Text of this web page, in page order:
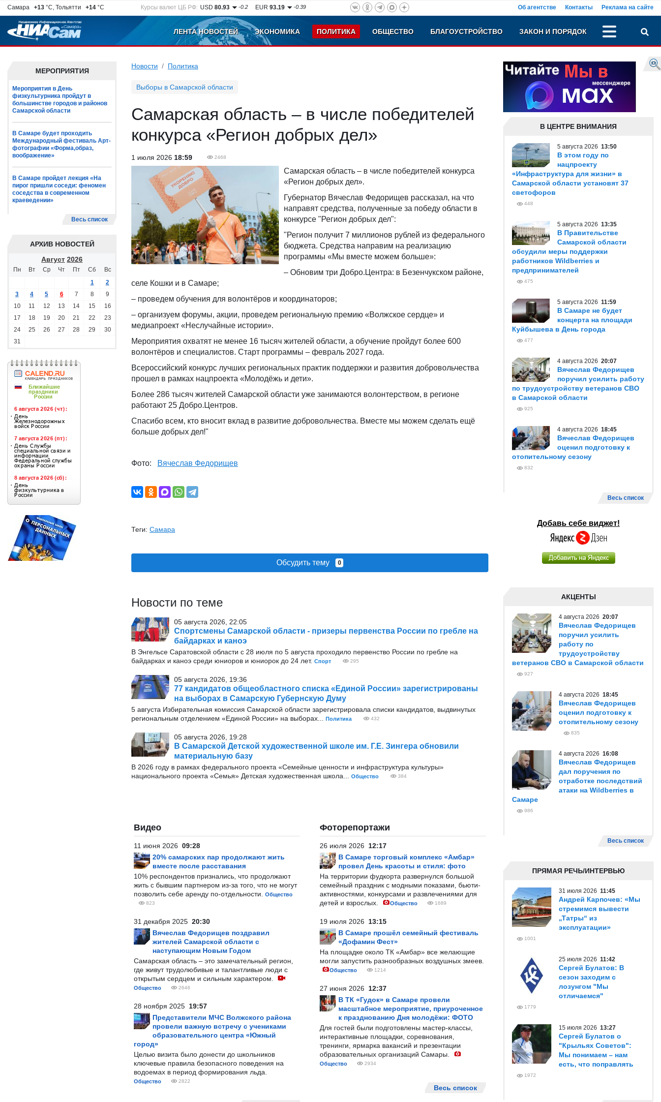
Самара +13 °C, Тольятти +14 °C Курсы валют ЦБ РФ: USD80.93 -0.2 EUR93.19 -0.39 Об агентстве Контакты Реклама на сайте
ЛЕНТА НОВОСТЕЙ ЭКОНОМИКА ПОЛИТИКА ОБЩЕСТВО БЛАГОУСТРОЙСТВО ЗАКОН И ПОРЯДОК
МЕРОПРИЯТИЯ
Мероприятия в День
физкультурника пройдут в
большинстве городов и районов
Самарской области
В Самаре будет проходить
Международный фестиваль Арт-
фотографии «Форма,образ,
воображение»
В Самаре пройдет лекция «На
пирог пришли соседи: феномен
соседства в современном
краеведении»
Весь список
АРХИВ НОВОСТЕЙ
Август 2026
Пн Вт Ср Чт Пт Сб
Вс
1
2
3
4 5 6 7 8
9
10
11 12 13 14 15
16
17
18 19 20 21 22
23
24
25 26 27 28 29
30
31
Новости Политика
Выборы в Самарской области
Самарская область – в числе победителей
конкурса «Регион добрых дел»
1 июля 2026 18:59 2468
Самарская область – в числе победителей конкурса
«Регион добрых дел».
Губернатор Вячеслав Федорищев рассказал, на что
направят средства, полученные за победу области в
конкурсе "Регион добрых дел":
"Регион получит 7 миллионов рублей из федерального
бюджета. Средства направим на реализацию
программы «Мы вместе можем больше»:
– Обновим три Добро.Центра: в Безенчукском районе,
селе Кошки и в Самаре;
– проведем обучения для волонтёров и координаторов;
– организуем форумы, акции, проведем региональную премию «Волжское сердце» и
медиапроект «Неслучайные истории».
Мероприятия охватят не менее 16 тысяч жителей области, а обучение пройдут более 600
волонтёров и специалистов. Старт программы – февраль 2027 года.
Всероссийский конкурс лучших региональных практик поддержки и развития добровольчества
прошел в рамках нацпроекта «Молодёжь и дети».
Более 286 тысяч жителей Самарской области уже занимаются волонтерством, в регионе
работают 25 Добро.Центров.
Спасибо всем, кто вносит вклад в развитие добровольчества. Вместе мы можем сделать ещё
больше добрых дел!"
Фото: Вячеслав Федорищев
Теги: Самара
Обсудить тему 0
Новости по теме
05 августа 2026, 22:05
Спортсмены Самарской области - призеры первенства России по гребле на
байдарках и каноэ
В Энгельсе Саратовской области с 28 июля по 5 августа проходило первенство России по гребле на
байдарках и каноэ среди юниоров и юниорок до 24 лет. Спорт 295
05 августа 2026, 19:36
77 кандидатов общеобластного списка «Единой России» зарегистрированы
на выборах в Самарскую Губернскую Думу
5 августа Избирательная комиссия Самарской области зарегистрировала списки кандидатов, выдвинутых
региональным отделением «Единой России» на выборах...
Политика 432
05 августа 2026, 19:28
В Самарской Детской художественной школе им. Г.Е. Зингера обновили
материальную базу
В 2026 году в рамках федерального проекта «Семейные ценности и инфраструктура культуры»
национального проекта «Семья» Детская художественная школа...
Общество 384
Видео
11 июня 2026 09:28
20% самарских пар продолжают жить
вместе после расставания
10% респондентов признались, что продолжают
жить с бывшим партнером из-за того, что не могут
позволить себе аренду по-отдельности.
Общество
823
31 декабря 2025 20:30
Вячеслав Федорищев поздравил
жителей Самарской области с
наступающим Новым Годом
Самарская область – это замечательный регион,
где живут трудолюбивые и талантливые люди с
открытым сердцем и сильным характером.
Общество 2646
28 ноября 2025 19:57
Представители МЧС Волжского района
провели важную встречу с учениками
образовательного центра «Южный
город»
Целью визита было донести до школьников
ключевые правила безопасного поведения на
водоемах в период формирования льда.
Общество 2822
Фоторепортажи
26 июля 2026 12:17
В Самаре торговый комплекс «Амбар»
провел День красоты и стиля: фото
На территории фудкорта развернулся большой
семейный праздник с модными показами, бьюти-
активностями, конкурсами и развлечениями для
детей и взрослых.
Общество 1689
19 июля 2026 13:15
В Самаре прошёл семейный фестиваль
«Дофамин Фест»
На площадке около ТК «Амбар» все желающие
могли запустить разнообразных воздушных змеев.
Общество 1214
27 июня 2026 12:37
В ТК «Гудок» в Самаре провели
масштабное мероприятие, приуроченное
к празднованию Дня молодёжи: ФОТО
Для гостей были подготовлены мастер-классы,
интерактивные площадки, соревнования,
тренинги, ярмарка вакансий и презентации
образовательных организаций Самары.
Общество 2934
Весь список
В ЦЕНТРЕ ВНИМАНИЯ
5 августа 2026 13:50
В этом году по
нацпроекту
«Инфраструктура для жизни» в
Самарской области установят 37
светофоров
448
5 августа 2026 13:35
В Правительстве
Самарской области
обсудили меры поддержки
работников Wildberries и
предпринимателей
475
5 августа 2026 11:59
В Самаре не будет
концерта на площади
Куйбышева в День города
477
4 августа 2026 20:07
Вячеслав Федорищев
поручил усилить работу
по трудоустройству ветеранов СВО
в Самарской области
925
4 августа 2026 18:45
Вячеслав Федорищев
оценил подготовку к
отопительному сезону
832
Весь список
Добавь себе виджет!
АКЦЕНТЫ
4 августа 2026 20:07
Вячеслав Федорищев
поручил усилить
работу по
трудоустройству
ветеранов СВО в Самарской области
927
4 августа 2026 18:45
Вячеслав Федорищев
оценил подготовку к
отопительному сезону
835
4 августа 2026 16:08
Вячеслав Федорищев
дал поручения по
отработке последствий
атаки на Wildberries в
Самаре
986
Весь список
ПРЯМАЯ РЕЧЬ/ИНТЕРВЬЮ
31 июля 2026 11:45
Андрей Карпочев: «Мы
стремимся вывести
„Татры“ из
эксплуатации»
1001
25 июля 2026 11:42
Сергей Булатов: В
сезон заходим с
лозунгом "Мы
отличаемся"
1779
15 июля 2026 13:27
Сергей Булатов о
"Крыльях Советов":
Мы понимаем – нам
есть, что поправлять
1972